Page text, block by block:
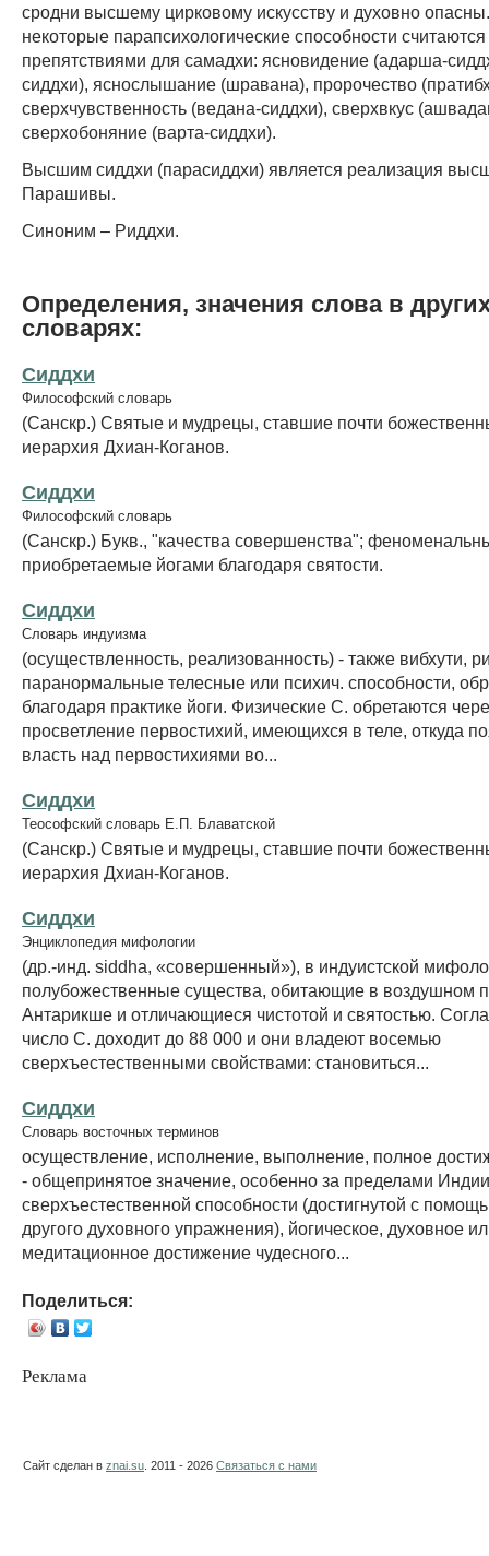
сродни высшему цирковому искусству и духовно
некоторые парапсихологические способности
препятствиями для самадхи: ясновидение (адарша-
сиддхи), яснослышание (шравана), пророчество
сверхчувственность (ведана-сиддхи), сверхвкус
сверхобоняние (варта-сиддхи).
Высшим сиддхи (парасиддхи) является реализация
Парашивы.
Синоним – Риддхи.
Определения, значения слова в
словарях:
Сиддхи
Философский словарь
(Санскр.) Святые и мудрецы, ставшие почти
иерархия Дхиан-Коганов.
Сиддхи
Философский словарь
(Санскр.) Букв., "качества совершенства";
приобретаемые йогами благодаря святости.
Сиддхи
Словарь индуизма
(осуществленность, реализованность) - также вибхути,
паранормальные телесные или психич. способности,
благодаря практике йоги. Физические С. обретаются
просветление первостихий, имеющихся в теле, откуда
власть над первостихиями во...
Сиддхи
Теософский словарь Е.П. Блаватской
(Санскр.) Святые и мудрецы, ставшие почти
иерархия Дхиан-Коганов.
Сиддхи
Энциклопедия мифологии
(др.-инд. siddha, «совершенный»), в индуистской
полубожественные существа, обитающие в воздушном
Антарикше и отличающиеся чистотой и святостью.
число С. доходит до 88 000 и они владеют восемью
сверхъестественными свойствами: становиться...
Сиддхи
Словарь восточных терминов
осуществление, исполнение, выполнение, полное
- общепринятое значение, особенно за пределами
сверхъестественной способности (достигнутой с
другого духовного упражнения), йогическое, духовное
медитационное достижение чудесного...
Поделиться:
Реклама
Сайт сделан в znai.su . 2011 - 2026 Связаться с нами